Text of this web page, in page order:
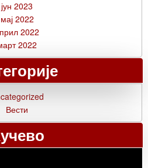
јун 2023
мај 2022
2022
2022
Вести